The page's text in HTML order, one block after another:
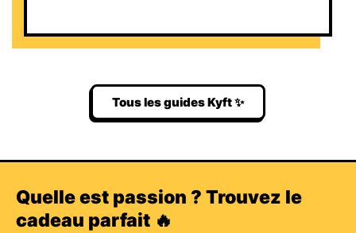
Tous les guides Kyft ✨
Quelle est passion ? Trouvez le
cadeau parfait 🔥